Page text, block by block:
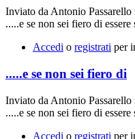
Inviato da Antonio Passarello
.....e se non sei fiero di
Accedi o registrati per
.....e se non sei fiero di
Inviato da Antonio Passarello
.....e se non sei fiero di
Accedi o registrati per